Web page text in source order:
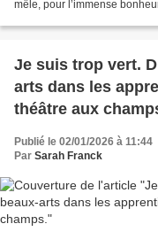
mêle, pour l’immense
Je suis trop vert.
arts dans les
théâtre aux
Publié le 02/01/2026 à 11:44
Par Sarah Franck